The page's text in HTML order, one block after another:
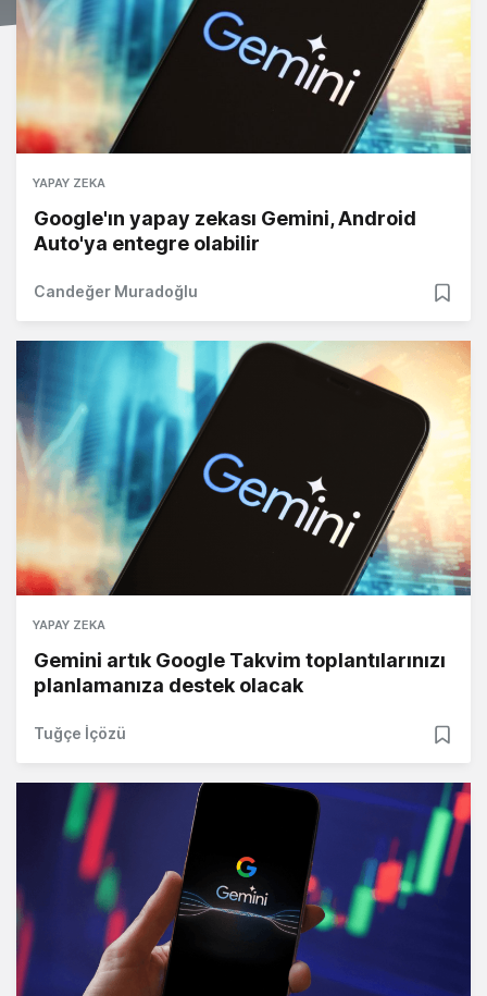
YAPAY ZEKA
Google'ın yapay zekası Gemini, Android
Auto'ya entegre olabilir
Candeğer Muradoğlu
YAPAY ZEKA
Gemini artık Google Takvim toplantılarınızı
planlamanıza destek olacak
Tuğçe İçözü